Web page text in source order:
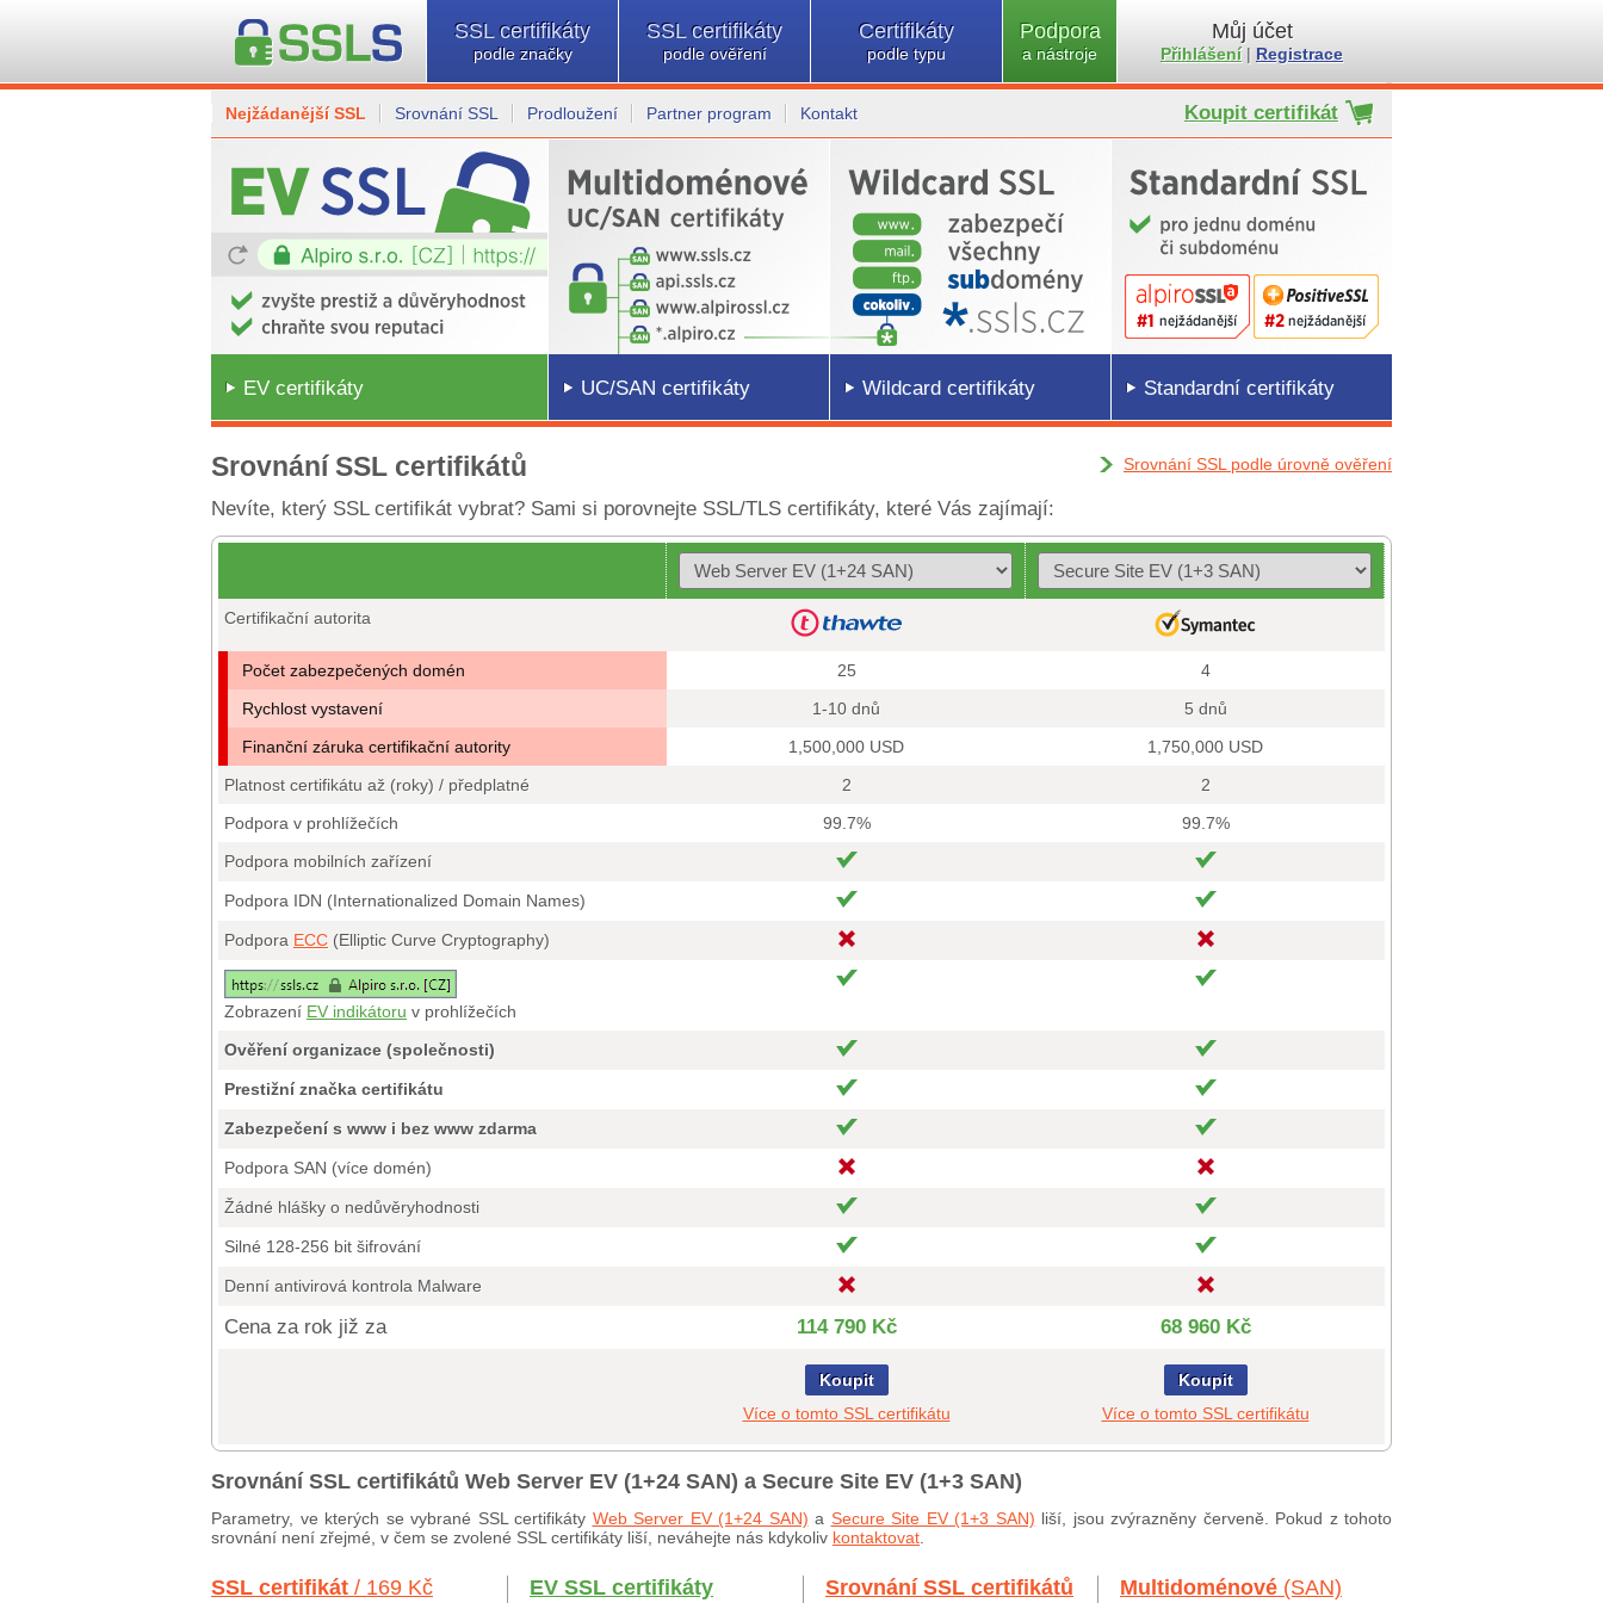
SSL certifikáty
podle značky
SSL certifikáty
podle ověření
Certifikáty
podle typu
Podpora
a nástroje
Můj účet
Přihlášení| Registrace
Nejžádanější SSL Srovnání SSL Prodloužení Partner program Kontakt Koupit certifikát
EV certifikáty UC/SAN certifikáty Wildcard certifikáty Standardní certifikáty
Srovnání SSL certifikátů Srovnání SSL podle úrovně ověření
Nevíte, který SSL certifikát vybrat? Sami si porovnejte SSL/TLS certifikáty, které Vás zajímají:
Certifikační autorita
Počet zabezpečených domén 25
4
Rychlost vystavení
1-10 dnů
5 dnů
Finanční záruka certifikační autority
1,500,000 USD
1,750,000 USD
Platnost certifikátu až (roky) / předplatné
2
2
Podpora v prohlížečích
99.7%
99.7%
Podpora mobilních zařízení
Podpora IDN (Internationalized Domain Names)
Podpora ECC (Elliptic Curve Cryptography)
Zobrazení EV indikátoru v prohlížečích
Ověření organizace (společnosti)
Prestižní značka certifikátu
Zabezpečení s www i bez www zdarma
Podpora SAN (více domén)
Žádné hlášky o nedůvěryhodnosti
Silné 128-256 bit šifrování
Denní antivirová kontrola Malware
Cena za rok již za 114 790 Kč 68 960 Kč
Koupit
Více o tomto SSL certifikátu
Koupit
Více o tomto SSL certifikátu
Srovnání SSL certifikátů Web Server EV (1+24 SAN) a Secure Site EV (1+3 SAN)
Parametry, ve kterých se vybrané SSL certifikáty Web Server EV (1+24 SAN) a Secure Site EV (1+3 SAN) liší, jsou zvýrazněny červeně. Pokud z tohoto
srovnání není zřejmé, v čem se zvolené SSL certifikáty liší, neváhejte nás kdykoliv kontaktovat
SSL certifikát / 169 Kč EV SSL certifikáty Srovnání SSL certifikátů Multidoménové (SAN)